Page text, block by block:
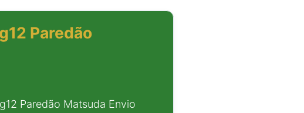
Paredão
Paredão Matsuda Envio